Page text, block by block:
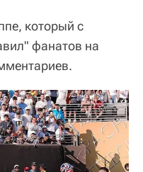
который с
фанатов на